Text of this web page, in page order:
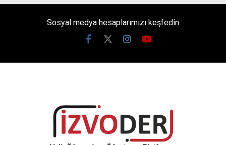
Sosyal medya hesaplarımızı keşfedin